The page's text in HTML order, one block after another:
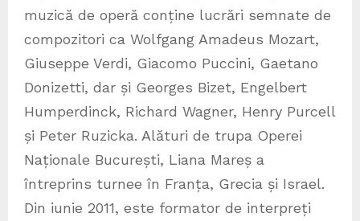
muzică de operă conține lucrări semnate de
compozitori ca Wolfgang Amadeus Mozart,
Giuseppe Verdi, Giacomo Puccini, Gaetano
Donizetti, dar și Georges Bizet, Engelbert
Humperdinck, Richard Wagner, Henry Purcell
și Peter Ruzicka. Alături de trupa Operei
Naționale București, Liana Mareș a
întreprins turnee în Franța, Grecia și Israel.
Din iunie 2011, este formator de interpreți